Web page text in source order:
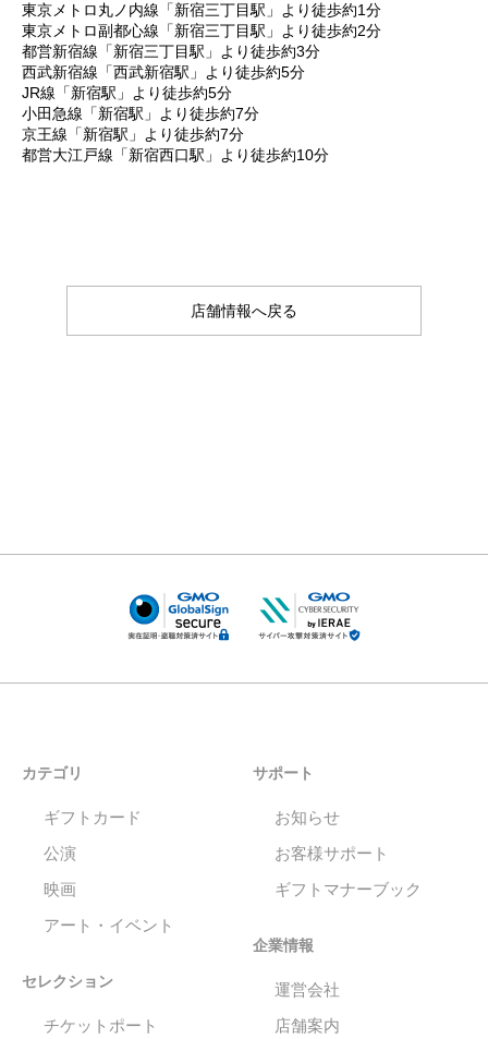
東京メトロ丸ノ内線「新宿三丁目駅」より徒歩約1分
東京メトロ副都心線「新宿三丁目駅」より徒歩約2分
都営新宿線「新宿三丁目駅」より徒歩約3分
西武新宿線「西武新宿駅」より徒歩約5分
JR線「新宿駅」より徒歩約5分
小田急線「新宿駅」より徒歩約7分
京王線「新宿駅」より徒歩約7分
都営大江戸線「新宿西口駅」より徒歩約10分
店舗情報へ戻る
カテゴリ
ギフトカード
公演
映画
アート・イベント
セレクション
チケットポート
サポート
お知らせ
お客様サポート
ギフトマナーブック
企業情報
運営会社
店舗案内